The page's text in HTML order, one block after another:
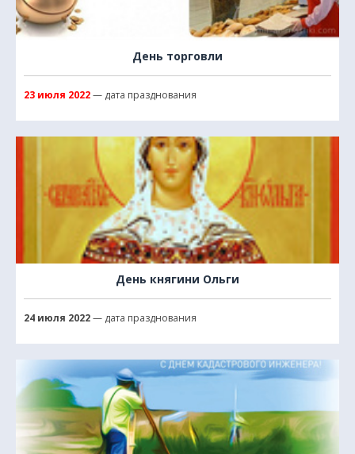
День торговли
23 июля 2022— дата празднования
День княгини Ольги
24 июля 2022— дата празднования